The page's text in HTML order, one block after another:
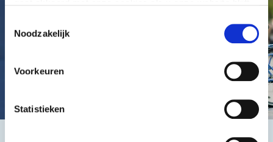
Noodzakelijk
Voorkeuren
Statistieken